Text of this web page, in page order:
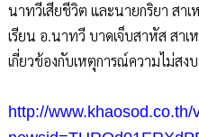
นาทวีเสียชีวิต และนายกริยา สา
เรียน อ.นาทวี บาดเจ็บสาหัส สาเ
เกี่ยวข้องกับเหตุการณ์ความไม่สง
http://